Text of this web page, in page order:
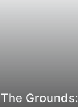
Grounds: